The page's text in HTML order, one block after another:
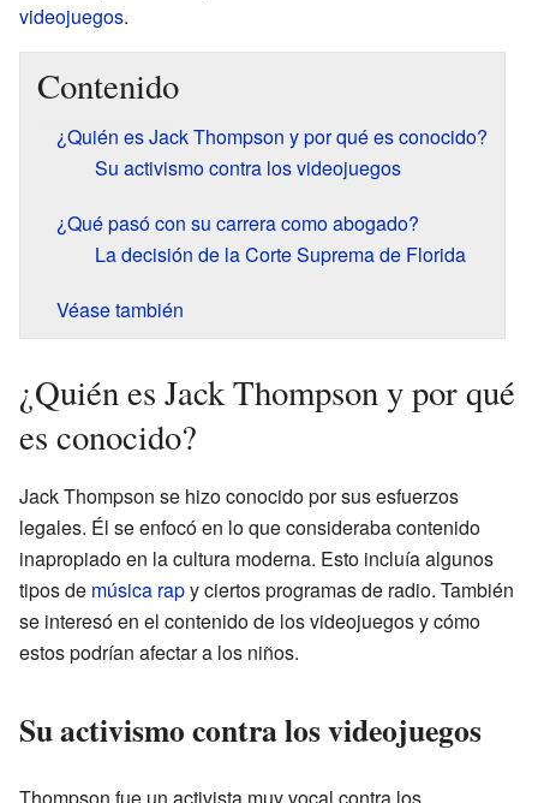
videojuegos.
Contenido
¿Quién es Jack Thompson y por qué es conocido?
Su activismo contra los videojuegos
¿Qué pasó con su carrera como abogado?
La decisión de la Corte Suprema de Florida
Véase también
¿Quién es Jack Thompson y por qué
es conocido?
Jack Thompson se hizo conocido por sus esfuerzos
legales. Él se enfocó en lo que consideraba contenido
inapropiado en la cultura moderna. Esto incluía algunos
tipos de música rapy ciertos programas de radio. También
se interesó en el contenido de los videojuegos y cómo
estos podrían afectar a los niños.
Su activismo contra los videojuegos
Thompson fue un activista muy vocal contra los